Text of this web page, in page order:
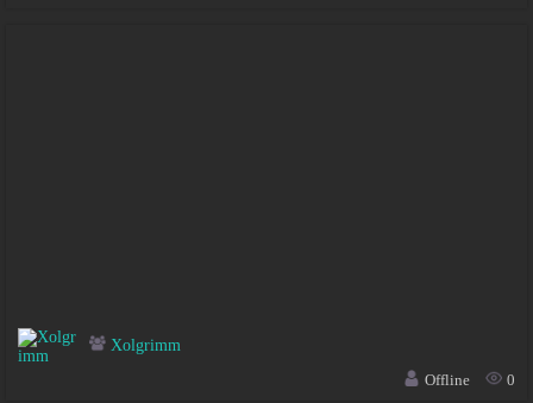
Xolgrimm
Offline
0